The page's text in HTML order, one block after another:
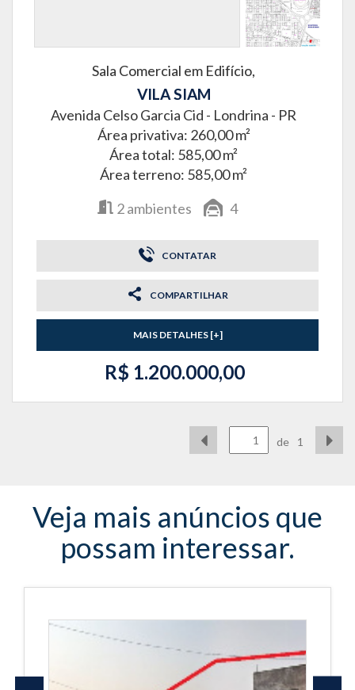
Sala Comercial em Edifício,
VILA SIAM
Avenida Celso Garcia Cid - Londrina - PR
Área privativa: 260,00 m²
Área total: 585,00 m²
Área terreno: 585,00 m²
2ambientes 4
CONTATAR
COMPARTILHAR
MAIS DETALHES [+]
R$ 1.200.000,00
de 1
Veja mais anúncios que
possam interessar.